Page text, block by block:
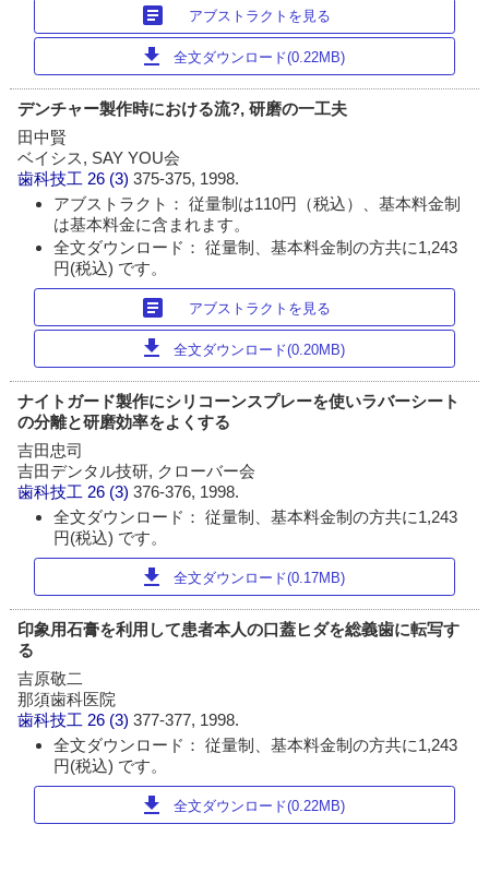
article アブストラクトを見る
download 全文ダウンロード(0.22MB)
デンチャー製作時における流?, 研磨の一工夫
田中賢
ベイシス, SAY YOU会
歯科技工 26 (3)375-375, 1998.
アブストラクト： 従量制は110円（税込）、基本料金制
は基本料金に含まれます。
全文ダウンロード： 従量制、基本料金制の方共に1,243
円(税込) です。
article アブストラクトを見る
download 全文ダウンロード(0.20MB)
ナイトガード製作にシリコーンスプレーを使いラバーシート
の分離と研磨効率をよくする
吉田忠司
吉田デンタル技研, クローバー会
歯科技工 26 (3)376-376, 1998.
全文ダウンロード： 従量制、基本料金制の方共に1,243
円(税込) です。
download 全文ダウンロード(0.17MB)
印象用石膏を利用して患者本人の口蓋ヒダを総義歯に転写す
る
吉原敬二
那須歯科医院
歯科技工 26 (3)377-377, 1998.
全文ダウンロード： 従量制、基本料金制の方共に1,243
円(税込) です。
download 全文ダウンロード(0.22MB)